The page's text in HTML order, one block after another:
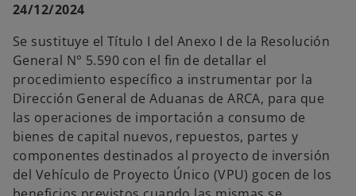
24/12/2024
Se sustituye el Título I del Anexo I de la Resolución
General N° 5.590 con el fin de detallar el
procedimiento específico a instrumentar por la
Dirección General de Aduanas de ARCA, para que
las operaciones de importación a consumo de
bienes de capital nuevos, repuestos, partes y
componentes destinados al proyecto de inversión
del Vehículo de Proyecto Único (VPU) gocen de los